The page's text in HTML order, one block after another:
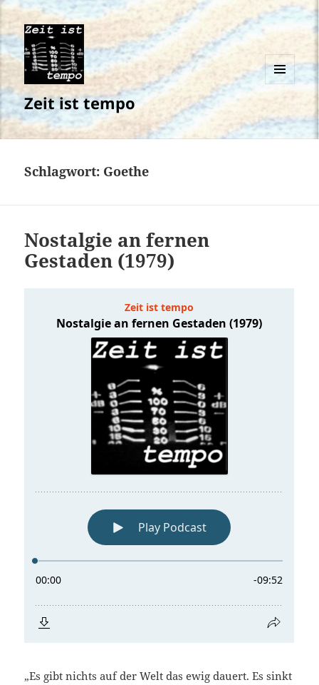
Zeit ist tempo
MENÜ
WIDGETS
Schlagwort: Goethe
Nostalgie an fernen
Gestaden (1979)
„Es gibt nichts auf der Welt das ewig dauert. Es sinkt